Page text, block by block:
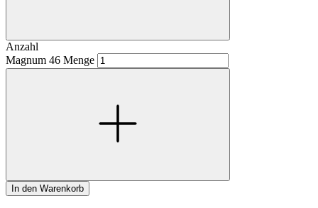
Anzahl
Magnum 46 Menge
In den Warenkorb